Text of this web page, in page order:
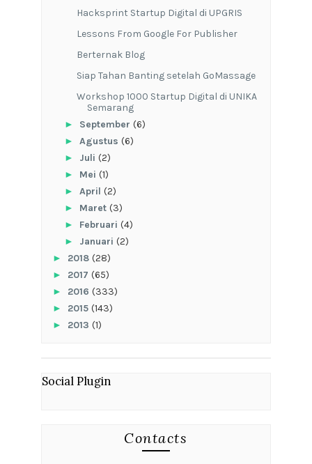
Hacksprint Startup Digital di UPGRIS
Lessons From Google For Publisher
Berternak Blog
Siap Tahan Banting setelah GoMassage
Workshop 1000 Startup Digital di UNIKA
Semarang
► September (6)
► Agustus (6)
► Juli (2)
► Mei (1)
► April (2)
► Maret (3)
► Februari (4)
► Januari (2)
► 2018 (28)
► 2017 (65)
► 2016 (333)
► 2015 (143)
► 2013 (1)
Social Plugin
Contacts